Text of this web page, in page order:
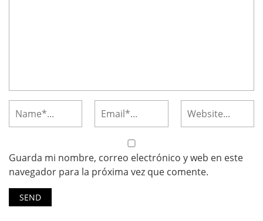
Guarda mi nombre, correo electrónico y web en este
navegador para la próxima vez que comente.